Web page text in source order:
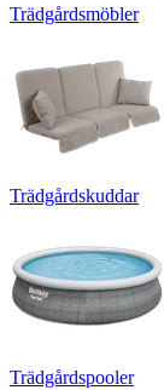
Trädgårdsmöbler
Trädgårdskuddar
Trädgårdspooler